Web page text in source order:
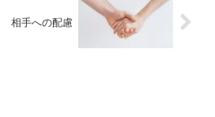
相手への配慮